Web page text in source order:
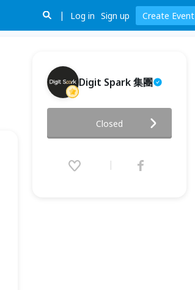
Log in Sign up Create Event
Digit Spark 集團
醫療應用講座
2023.08.31 (Thu) 14:00 - 16:00
Closed